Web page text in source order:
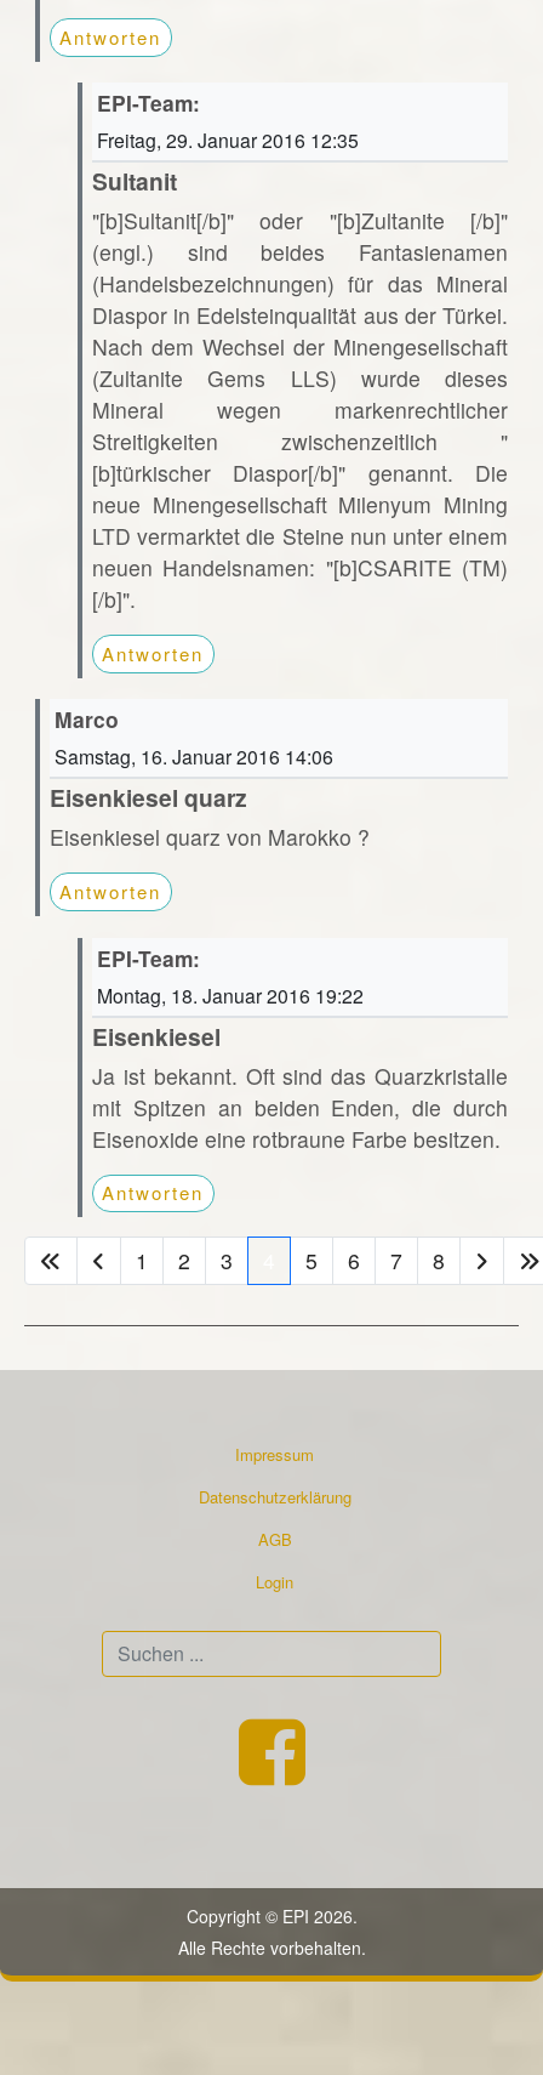
Antworten
EPI-Team:
Freitag, 29. Januar 2016 12:35
Sultanit
"[b]Sultanit[/b]" oder "[b]Zultanite [/b]"
(engl.) sind beides Fantasienamen
(Handelsbezeichnungen) für das Mineral
Diaspor in Edelsteinqualität aus der Türkei.
Nach dem Wechsel der Minengesellschaft
(Zultanite Gems LLS) wurde dieses
Mineral wegen markenrechtlicher
Streitigkeiten zwischenzeitlich "
[b]türkischer Diaspor[/b]" genannt. Die
neue Minengesellschaft Milenyum Mining
LTD vermarktet die Steine nun unter einem
neuen Handelsnamen: "[b]CSARITE (TM)
[/b]".
Antworten
Marco
Samstag, 16. Januar 2016 14:06
Eisenkiesel quarz
Eisenkiesel quarz von Marokko ?
Antworten
EPI-Team:
Montag, 18. Januar 2016 19:22
Eisenkiesel
Ja ist bekannt. Oft sind das Quarzkristalle
mit Spitzen an beiden Enden, die durch
Eisenoxide eine rotbraune Farbe besitzen.
Antworten
1 2 3 5 6 7 8
Impressum
Datenschutzerklärung
AGB
Login
Copyright © EPI 2026.
Alle Rechte vorbehalten.